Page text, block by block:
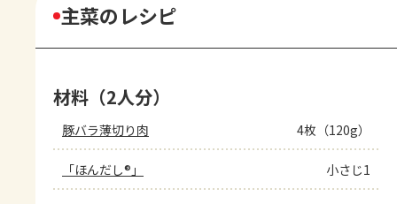
主菜のレシピ
材料（2人分）
豚バラ薄切り肉 4枚（120g）
「ほんだし®」 小さじ1